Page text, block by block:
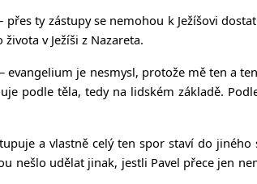
ty zástupy se nemohou k Ježíšovi
v Ježíši z Nazareta.
evangelium je nesmysl, protože mě ten a
podle těla, tedy na lidském základě.
a vlastně celý ten spor staví do jiného
nešlo udělat jinak, jestli Pavel přece jen